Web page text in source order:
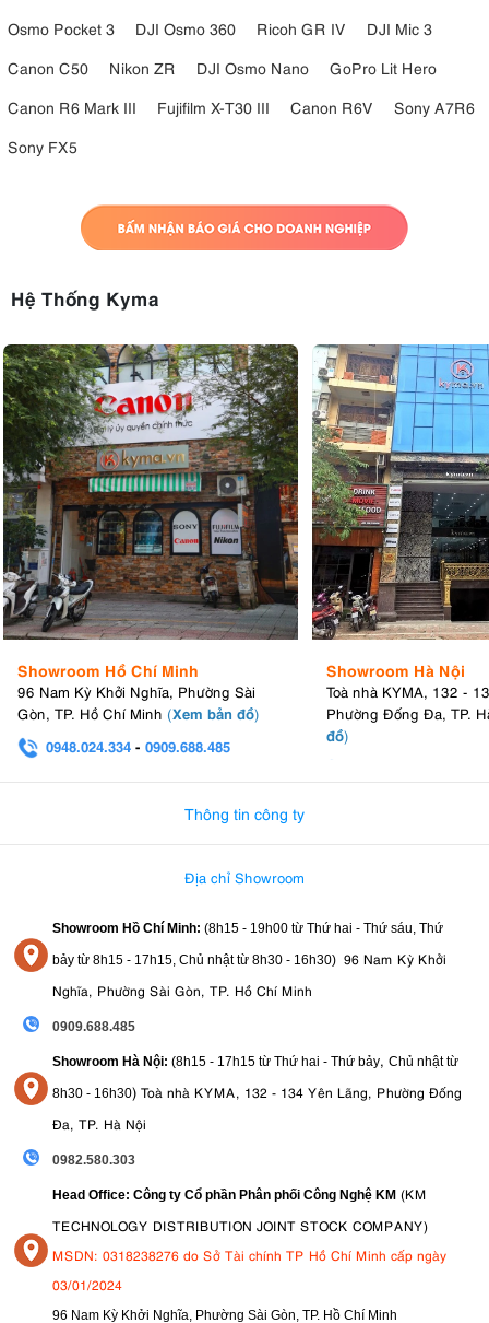
Osmo Pocket 3
DJI Osmo 360 Ricoh GR IV
DJI Mic 3
Canon C50
Nikon ZR DJI Osmo Nano
GoPro Lit Hero
Canon R6 Mark III
Fujifilm X-T30 III Canon R6V
Sony A7R6
Sony FX5
Hệ Thống Kyma
Showroom Hồ Chí Minh
96 Nam Kỳ Khởi Nghĩa, Phường Sài
Gòn, TP. Hồ Chí Minh (Xem bản đồ)
0948.024.334 - 0909.688.485
Showroom Hà Nội
Toà nhà KYMA, 132 -
Phường Đống Đa, TP.
đồ)
Thông tin công ty
Địa chỉ Showroom
Showroom Hồ Chí Minh: (8h15 - 19h00 từ Thứ hai - Thứ sáu, Thứ
bảy từ 8h15 - 17h15, Chủ nhật từ 8h30 - 16h30) 96 Nam Kỳ Khởi
Nghĩa, Phường Sài Gòn, TP. Hồ Chí Minh
0909.688.485
Showroom Hà Nội: (8h15 - 17h15 từ Thứ hai - Thứ bảy, Chủ nhật từ
8h30 - 16h30) Toà nhà KYMA, 132 - 134 Yên Lãng, Phường Đống
Đa, TP. Hà Nội
0982.580.303
Head Office: Công ty Cổ phần Phân phối Công Nghệ KM (KM
TECHNOLOGY DISTRIBUTION JOINT STOCK COMPANY)
MSDN: 0318238276 do Sở Tài chính TP Hồ Chí Minh cấp ngày
03/01/2024
96 Nam Kỳ Khởi Nghĩa, Phường Sài Gòn, TP. Hồ Chí Minh